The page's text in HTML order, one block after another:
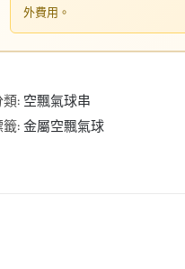
外費用。
類: 空飄氣球串
籤: 金屬空飄氣球